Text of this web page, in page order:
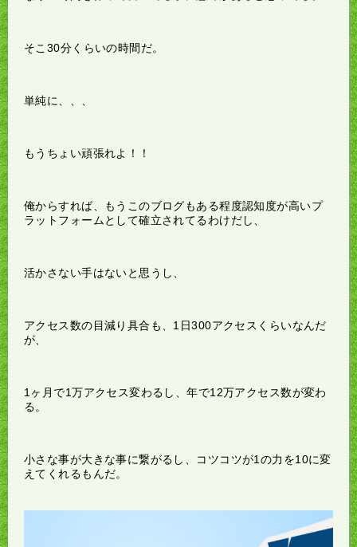
そこ30分くらいの時間だ。
単純に、、、
もうちょい頑張れよ！！
俺からすれば、もうこのブログもある程度認知度が高いプ
ラットフォームとして確立されてるわけだし、
活かさない手はないと思うし、
アクセス数の目減り具合も、1日300アクセスくらいなんだ
が、
1ヶ月で1万アクセス変わるし、年で12万アクセス数が変わ
る。
小さな事が大きな事に繋がるし、コツコツが1の力を10に変
えてくれるもんだ。